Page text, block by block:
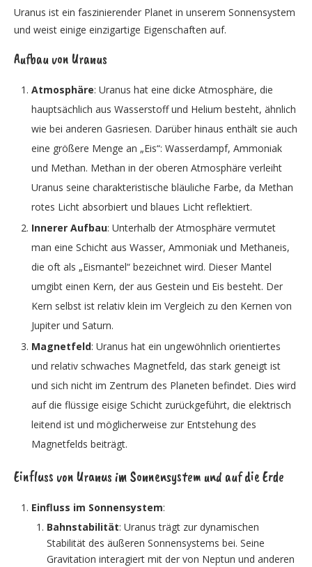
Uranus ist ein faszinierender Planet in unserem Sonnensystem
und weist einige einzigartige Eigenschaften auf.
Aufbau von Uranus
Atmosphäre: Uranus hat eine dicke Atmosphäre, die
hauptsächlich aus Wasserstoff und Helium besteht, ähnlich
wie bei anderen Gasriesen. Darüber hinaus enthält sie auch
eine größere Menge an „Eis“: Wasserdampf, Ammoniak
und Methan. Methan in der oberen Atmosphäre verleiht
Uranus seine charakteristische bläuliche Farbe, da Methan
rotes Licht absorbiert und blaues Licht reflektiert.
Innerer Aufbau: Unterhalb der Atmosphäre vermutet
man eine Schicht aus Wasser, Ammoniak und Methaneis,
die oft als „Eismantel“ bezeichnet wird. Dieser Mantel
umgibt einen Kern, der aus Gestein und Eis besteht. Der
Kern selbst ist relativ klein im Vergleich zu den Kernen von
Jupiter und Saturn.
Magnetfeld: Uranus hat ein ungewöhnlich orientiertes
und relativ schwaches Magnetfeld, das stark geneigt ist
und sich nicht im Zentrum des Planeten befindet. Dies wird
auf die flüssige eisige Schicht zurückgeführt, die elektrisch
leitend ist und möglicherweise zur Entstehung des
Magnetfelds beiträgt.
Einfluss von Uranus im Sonnensystem und auf die Erde
Einfluss im Sonnensystem:
Bahnstabilität: Uranus trägt zur dynamischen
Stabilität des äußeren Sonnensystems bei. Seine
Gravitation interagiert mit der von Neptun und anderen